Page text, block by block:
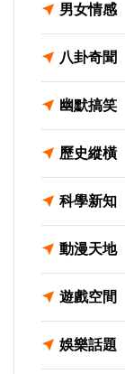
男女情感
八卦奇聞
幽默搞笑
歷史縱橫
科學新知
動漫天地
遊戲空間
娛樂話題